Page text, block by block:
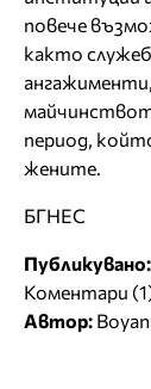
повече
както
период,
жените.
БГНЕС
Публикувано:
Коментари
Автор: